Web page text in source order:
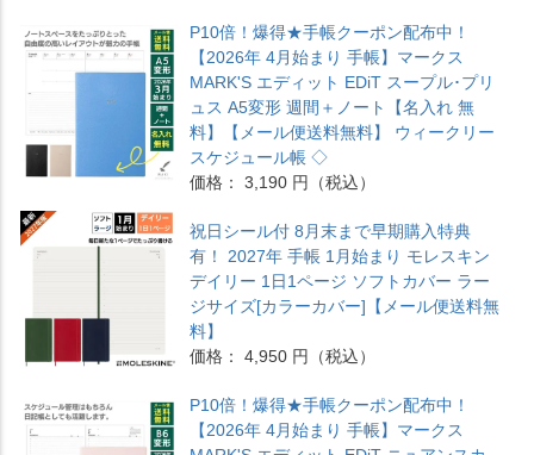
P10倍！爆得★手帳クーポン配布中！
【2026年 4月始まり 手帳】マークス
MARK'S エディット EDiT スープル･プリ
ュス A5変形 週間＋ノート【名入れ 無
料】【メール便送料無料】 ウィークリー
スケジュール帳 ◇
価格： 3,190 円（税込）
祝日シール付 8月末まで早期購入特典
有！ 2027年 手帳 1月始まり モレスキン
デイリー 1日1ページ ソフトカバー ラー
ジサイズ[カラーカバー]【メール便送料無
料】
価格： 4,950 円（税込）
P10倍！爆得★手帳クーポン配布中！
【2026年 4月始まり 手帳】マークス